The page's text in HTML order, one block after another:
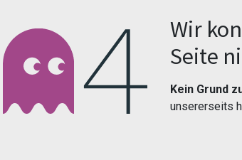
Wir
Seite
Kein Grund
unsererseits